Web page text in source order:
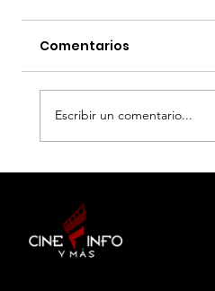
CURIOSOS por LIZ
Comentarios
Escribir un comentario...